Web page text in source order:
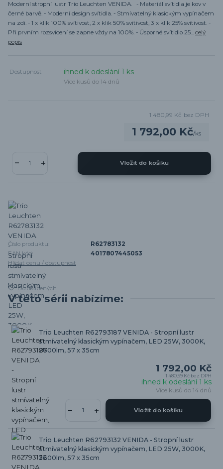
Moderní stropní lustr Trio Leuchten VENIDA. - Materiál svítidla je kov v
černé barvě. - Moderní design svítidla. - Stmívatelný klasickým vypínačem
na zdi. - 1 x klik 100% svítivost, 2 x klik 50% svítivost, 3 x klik 25% svítivost. -
Při prvním rozsvícení se zapne vždy na 100%. - Úsporné svítidlo 25... celý
popis
Dostupnost ihned k odeslání 1 ks
Více kusů do 14 dnů
1 792,00 Kč/ks
1 480,99 Kč bez DPH
Vložit do košíku
Číslo produktu:
R62783132
EAN kód:
4017807445053
Hlídat cenu / dostupnost
Do oblíbených
V této sérii nabízíme:
Trio Leuchten R62793187 VENIDA - Stropní lustr
stmívatelný klasickým vypínačem, LED 25W, 3000K,
2600lm, 57 x 35cm
1 792,00 Kč
1 480,99 Kč bez DPH
ihned k odeslání 1 ks
Více kusů do 14 dnů
Vložit do košíku
Trio Leuchten R62793132 VENIDA - Stropní lustr
stmívatelný klasickým vypínačem, LED 25W, 3000K,
2600lm, 57 x 35cm